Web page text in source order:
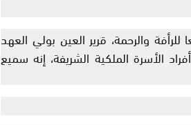
للرأفة والرحمة، قرير العين بولي العهد
الأسرة الملكية الشريفة، إنه سميع